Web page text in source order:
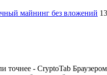
майнинг без вложений
точнее - CryptoTab